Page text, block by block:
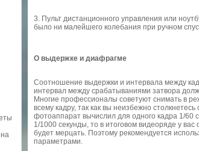
3. Пульт дистанционного управления или
было ни малейшего колебания при ручном
О выдержке и диафрагме
Соотношение выдержки и интервала между
интервал между срабатываниями затвора
Многие профессионалы советуют снимать в
всему кадру, так как вы неизбежно
фотоаппарат вычислил для одного кадра 1/60
1/1000 секунды, то в итоговом видеоряде у
будет мерцать. Поэтому рекомендуется
параметрами.